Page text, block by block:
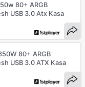
80+ ARGB
USB 3.0 Atx Kasa
80+ ARGB
USB 3.0 ATX Kasa